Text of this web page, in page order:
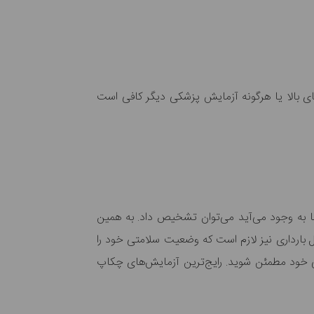
بالا یا هرگونه آزمایش پزشکی دیگر کافی است
شما به وجود می‌آید می‌توان تشخیص داد. به همین
نیز لازم است که وضعیت سلامتی خود را
خود مطمئن شوید. رایج‌ترین آزمایش‌های چکاپ